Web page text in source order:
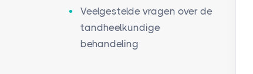
Veelgestelde vragen over de
tandheelkundige
behandeling